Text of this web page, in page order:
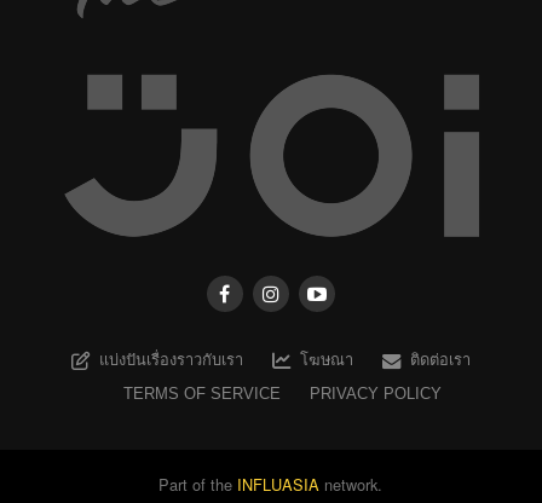
แบ่งปันเรื่องราวกับเรา โฆษณา
ติดต่อเรา
TERMS OF SERVICE
PRIVACY POLICY
Part of the INFLUASIA network.